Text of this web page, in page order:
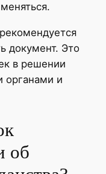
документ. Это
в решении
органами и
об